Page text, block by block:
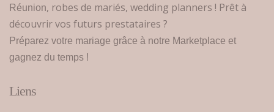
Réunion, robes de mariés, wedding planners ! Prêt à
découvrir vos futurs prestataires ?
Préparez votre mariage grâce à notre Marketplace et
gagnez du temps !
Liens